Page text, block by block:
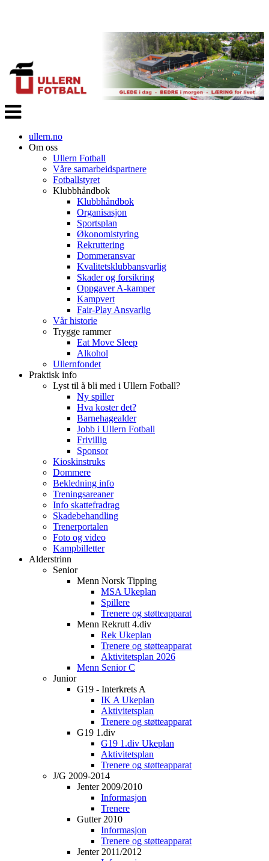
Veksle
navigasjon
ullern.no
Om oss
Ullern Fotball
Våre samarbeidspartnere
Fotballstyret
Klubbhåndbok
Klubbhåndbok
Organisasjon
Sportsplan
Økonomistyring
Rekruttering
Dommeransvar
Kvalitetsklubbansvarlig
Skader og forsikring
Oppgaver A-kamper
Kampvert
Fair-Play Ansvarlig
Vår historie
Trygge rammer
Eat Move Sleep
Alkohol
Ullernfondet
Praktisk info
Lyst til å bli med i Ullern Fotball?
Ny spiller
Hva koster det?
Barnehagealder
Jobb i Ullern Fotball
Frivillig
Sponsor
Kioskinstruks
Dommere
Bekledning info
Treningsareaner
Info skattefradrag
Skadebehandling
Trenerportalen
Foto og video
Kampbilletter
Alderstrinn
Senior
Menn Norsk Tipping
MSA Ukeplan
Spillere
Trenere og støtteapparat
Menn Rekrutt 4.div
Rek Ukeplan
Trenere og støtteapparat
Aktivitetsplan 2026
Menn Senior C
Junior
G19 - Interkrets A
IK A Ukeplan
Aktivitetsplan
Trenere og støtteapparat
G19 1.div
G19 1.div Ukeplan
Aktivitetsplan
Trenere og støtteapparat
J/G 2009-2014
Jenter 2009/2010
Informasjon
Trenere
Gutter 2010
Informasjon
Trenere og støtteapparat
Jenter 2011/2012